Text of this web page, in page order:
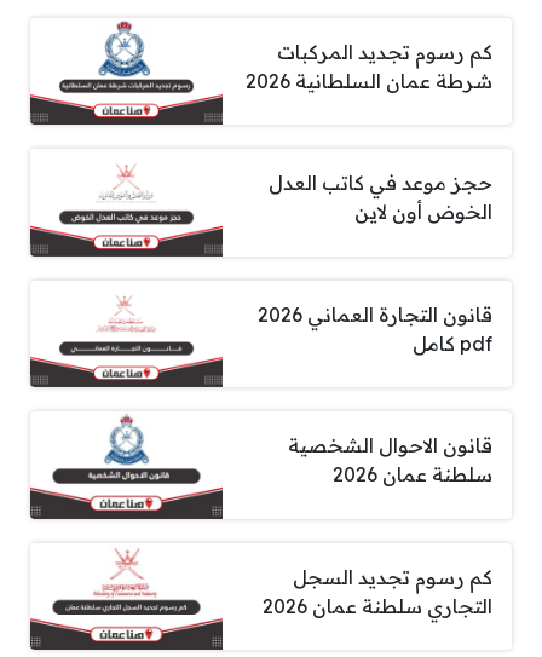
كم رسوم تجديد المركبات
شرطة عمان السلطانية 2026
حجز موعد في كاتب العدل
الخوض أون لاين
قانون التجارة العماني 2026
pdf كامل
قانون الاحوال الشخصية
سلطنة عمان 2026
كم رسوم تجديد السجل
التجاري سلطنة عمان 2026